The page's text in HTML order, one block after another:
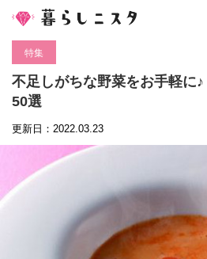
特集
不足しがちな野菜をお手軽に
50選
更新日：2022.03.23